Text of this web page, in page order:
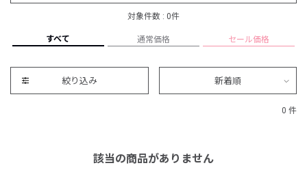
対象件数 : 0件
すべて 通常価格 セール価格
絞り込み 新着順
0 件
該当の商品がありません